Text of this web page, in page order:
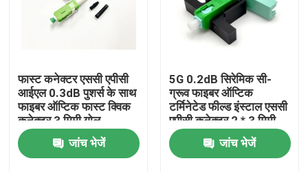
घर
फास्ट कनेक्टर एससी एपीसी
आईएल 0.3dB पुशर्स के साथ
फाइबर ऑप्टिक फास्ट क्विक
कनेक्टर 3 मिमी गोल
एफटीटीएच ड्रॉप केबल के
लिए
जांच भेजें
5G 0.2dB सिरेमिक सी-
ग्रूव फाइबर ऑप्टिक
टर्मिनेटेड फील्ड इंस्टाल एससी
एपीसी कनेक्टर 2 * 3 मिमी
ड्रॉप केबल
जांच भेजें